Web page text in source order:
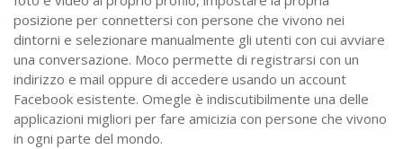
posizione per connettersi con persone che vivono nei
dintorni e selezionare manualmente gli utenti con cui avviare
una conversazione. Moco permette di registrarsi con un
indirizzo e mail oppure di accedere usando un account
Facebook esistente. Omegle è indiscutibilmente una delle
applicazioni migliori per fare amicizia con persone che vivono
in ogni parte del mondo.